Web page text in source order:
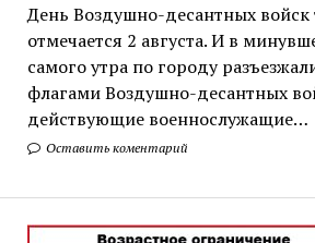
День Воздушно-десантных
отмечается 2 августа. И в
самого утра по городу
флагами Воздушно-десантных
действующие военнослужащие…
Оставить коментарий